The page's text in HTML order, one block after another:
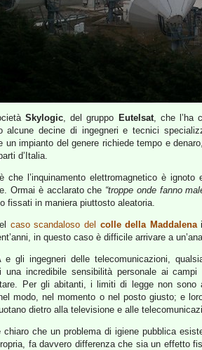
Skylogic, del gruppo Eutelsat, che l’ha
alcune decine di ingegneri e tecnici
un impianto del genere richiede tempo e
d’Italia.
che l’inquinamento elettromagnetico è
Ormai è acclarato che “troppe onde fanno
fissati in maniera piuttosto aleatoria.
caso scandaloso del colle della Maddalena
in questo caso è difficile arrivare a
e gli ingegneri delle telecomunicazioni,
incredibile sensibilità personale ai
Per gli abitanti, i limiti di legge non sono
modo, nel momento o nel posto giusto; e
dietro alla televisione e alle
chiaro che un problema di igiene pubblica
fa davvero differenza che sia un effetto